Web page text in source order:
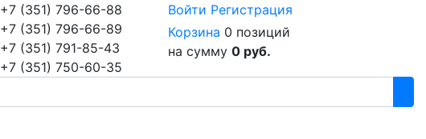
+7 (351) 796-66-88
+7 (351) 796-66-89
+7 (351) 791-85-43
+7 (351) 750-60-35
Войти Регистрация
Корзина 0 позиций
на сумму 0 руб.